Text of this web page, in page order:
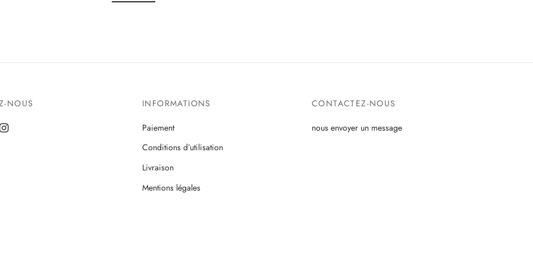
NOUS INFORMATIONS
Paiement
Conditions d’utilisation
Livraison
Mentions légales
CONTACTEZ-NOUS
nous envoyer un message